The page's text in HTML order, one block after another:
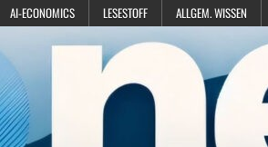
AI-ECONOMICS LESESTOFF ALLGEM. WISSEN